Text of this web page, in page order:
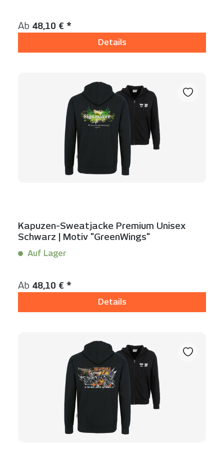
Regulärer Preis:
Ab 48,10 € *
Details
Kapuzen-Sweatjacke Premium Unisex
Schwarz | Motiv "GreenWings"
Auf Lager
Regulärer Preis:
Ab 48,10 € *
Details